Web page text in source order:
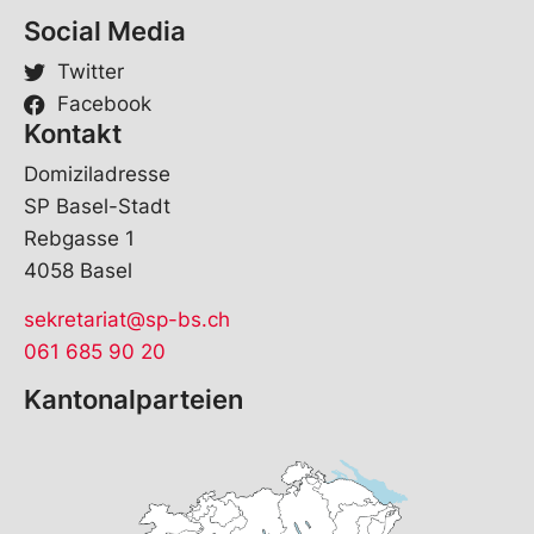
Social Media
Twitter
Facebook
Kontakt
Domiziladresse
SP Basel-Stadt
Rebgasse 1
4058 Basel
sekretariat@sp-bs.ch
061 685 90 20
Kantonalparteien